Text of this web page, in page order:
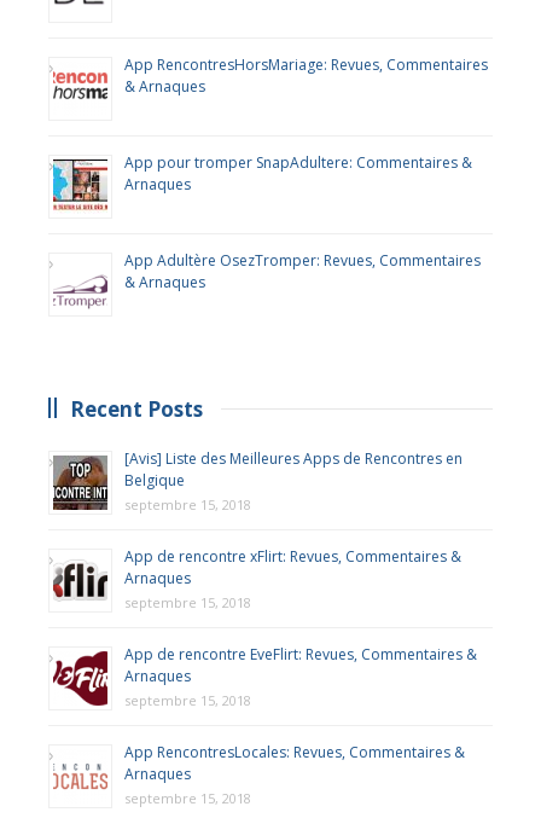
App RencontresHorsMariage: Revues, Commentaires
& Arnaques
App pour tromper SnapAdultere: Commentaires &
Arnaques
App Adultère OsezTromper: Revues, Commentaires
& Arnaques
Recent Posts
[Avis] Liste des Meilleures Apps de Rencontres en
Belgique
septembre 15, 2018
App de rencontre xFlirt: Revues, Commentaires &
Arnaques
septembre 15, 2018
App de rencontre EveFlirt: Revues, Commentaires &
Arnaques
septembre 15, 2018
App RencontresLocales: Revues, Commentaires &
Arnaques
septembre 15, 2018